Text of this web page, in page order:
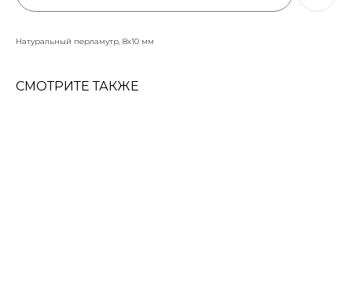
Натуральный перламутр, 8х10 мм
СМОТРИТЕ ТАКЖЕ